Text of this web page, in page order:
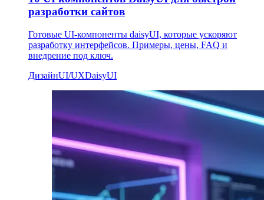
разработки сайтов
Готовые UI-компоненты daisyUI, которые ускоряют
разработку интерфейсов. Примеры, цены, FAQ и
внедрение под ключ.
ДизайнUI/UXDaisyUI